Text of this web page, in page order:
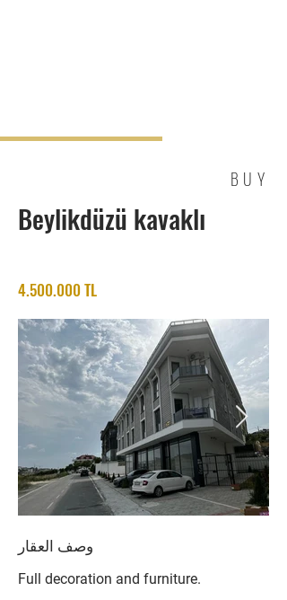
BUY
Beylikdüzü kavaklı
4.500.000TL
وصف العقار
Full decoration and furniture.